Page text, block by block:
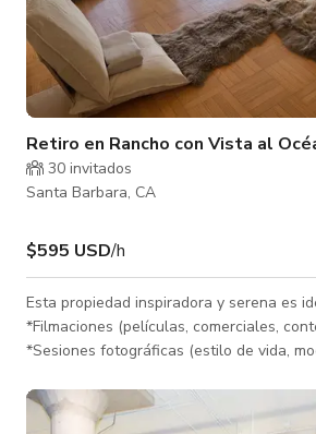
Retiro en Rancho con Vista al
30 invitados
Santa Barbara, CA
$595 USD/h
Esta propiedad inspiradora y serena es
*Filmaciones (películas, comerciales,
*Sesiones fotográficas (estilo de vida,
estilo salón, talleres creativos, círculos de
de escritura y residencias creativas *Sesiones privadas de